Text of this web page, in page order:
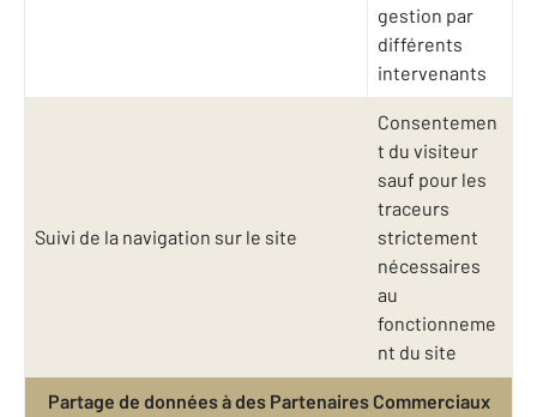
gestion par
différents
intervenants
Suivi de la navigation sur le site
Consentemen
t du visiteur
sauf pour les
traceurs
strictement
nécessaires
au
fonctionneme
nt du site
Partage de données à des Partenaires Commerciaux